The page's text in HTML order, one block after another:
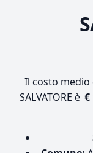
Il costo medio
SALVATORE è €